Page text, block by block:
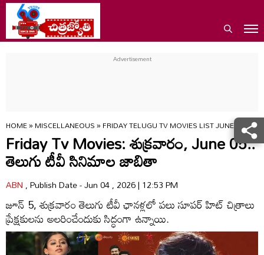
HOME»MISCELLANEOUS»FRIDAY TELUGU TV MOVIES LIST JUNE 5 SRK
Friday Tv Movies: శుక్ర‌వారం, June 05..
తెలుగు టీవీ సినిమాల జాబితా
ABN, Publish Date - Jun 04 , 2026 | 12:53 PM
జూన్ 5, శుక్రవారం తెలుగు టీవీ ఛానళ్లలో పలు సూపర్ హిట్ చిత్రాలు
ప్రేక్షకులను అలరించేందుకు సిద్ధంగా ఉన్నాయి.